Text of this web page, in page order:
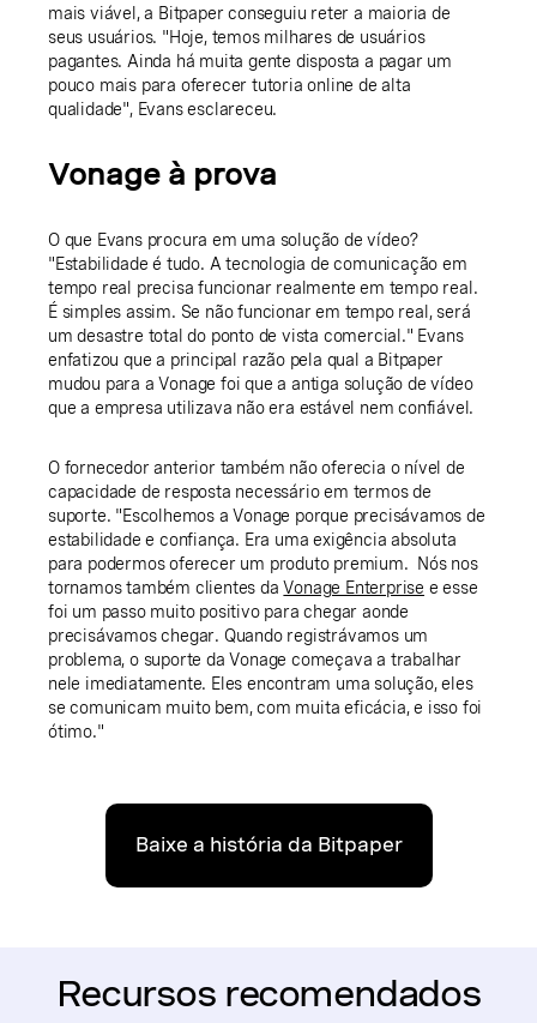
mais viável, a Bitpaper conseguiu reter a maioria de
seus usuários. "Hoje, temos milhares de usuários
pagantes. Ainda há muita gente disposta a pagar um
pouco mais para oferecer tutoria online de alta
qualidade", Evans esclareceu.
Vonage à prova
O que Evans procura em uma solução de vídeo?
"Estabilidade é tudo. A tecnologia de comunicação em
tempo real precisa funcionar realmente em tempo real.
É simples assim. Se não funcionar em tempo real, será
um desastre total do ponto de vista comercial." Evans
enfatizou que a principal razão pela qual a Bitpaper
mudou para a Vonage foi que a antiga solução de vídeo
que a empresa utilizava não era estável nem confiável.
O fornecedor anterior também não oferecia o nível de
capacidade de resposta necessário em termos de
suporte. "Escolhemos a Vonage porque precisávamos de
estabilidade e confiança. Era uma exigência absoluta
para podermos oferecer um produto premium. Nós nos
tornamos também clientes daVonage Enterprise e esse
foi um passo muito positivo para chegar aonde
precisávamos chegar. Quando registrávamos um
problema, o suporte da Vonage começava a trabalhar
nele imediatamente. Eles encontram uma solução, eles
se comunicam muito bem, com muita eficácia, e isso foi
ótimo."
Baixe a história da Bitpaper
Recursos recomendados